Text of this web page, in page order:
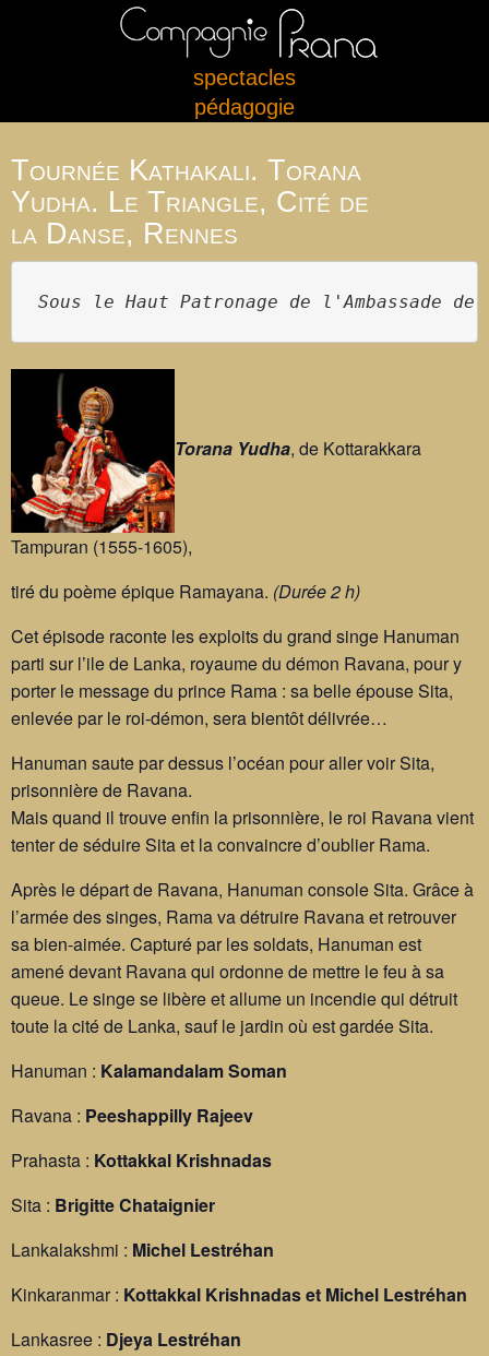
spectacles
pédagogie
Tournée Kathakali. Torana
Yudha. Le Triangle, Cité de
la Danse, Rennes
Sous le Haut Patronage de l'Ambassade
Torana Yudha, de Kottarakkara
Tampuran (1555-1605),
tiré du poème épique Ramayana. (Durée 2 h)
Cet épisode raconte les exploits du grand singe Hanuman
parti sur l’ile de Lanka, royaume du démon Ravana, pour y
porter le message du prince Rama : sa belle épouse Sita,
enlevée par le roi-démon, sera bientôt délivrée…
Hanuman saute par dessus l’océan pour aller voir Sita,
prisonnière de Ravana.
Mais quand il trouve enfin la prisonnière, le roi Ravana vient
tenter de séduire Sita et la convaincre d’oublier Rama.
Après le départ de Ravana, Hanuman console Sita. Grâce à
l’armée des singes, Rama va détruire Ravana et retrouver
sa bien-aimée. Capturé par les soldats, Hanuman est
amené devant Ravana qui ordonne de mettre le feu à sa
queue. Le singe se libère et allume un incendie qui détruit
toute la cité de Lanka, sauf le jardin où est gardée Sita.
Hanuman : Kalamandalam Soman
Ravana : Peeshappilly Rajeev
Prahasta : Kottakkal Krishnadas
Sita : Brigitte Chataignier
Lankalakshmi : Michel Lestréhan
Kinkaranmar : Kottakkal Krishnadas et Michel Lestréhan
Lankasree : Djeya Lestréhan